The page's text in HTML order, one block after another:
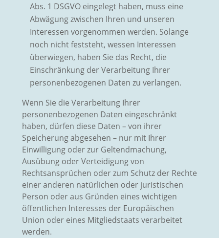
Abs. 1 DSGVO eingelegt haben, muss eine
Abwägung zwischen Ihren und unseren
Interessen vorgenommen werden. Solange
noch nicht feststeht, wessen Interessen
überwiegen, haben Sie das Recht, die
Einschränkung der Verarbeitung Ihrer
personenbezogenen Daten zu verlangen.
Wenn Sie die Verarbeitung Ihrer
personenbezogenen Daten eingeschränkt
haben, dürfen diese Daten – von ihrer
Speicherung abgesehen – nur mit Ihrer
Einwilligung oder zur Geltendmachung,
Ausübung oder Verteidigung von
Rechtsansprüchen oder zum Schutz der Rechte
einer anderen natürlichen oder juristischen
Person oder aus Gründen eines wichtigen
öffentlichen Interesses der Europäischen
Union oder eines Mitgliedstaats verarbeitet
werden.